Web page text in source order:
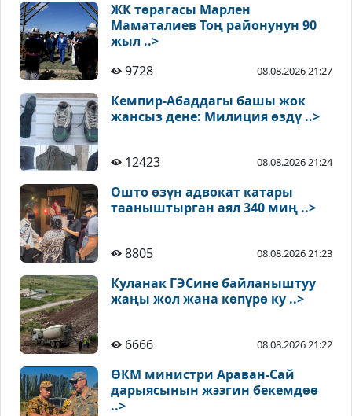
ЖК төрагасы Марлен
Маматалиев Тоң районунун 90
жыл ..>
9728
08.08.2026 21:27
Кемпир-Абаддагы башы жок
жансыз дене: Милиция өздү ..>
12423 08.08.2026 21:24
Ошто өзүн адвокат катары
тааныштырган аял 340 миң ..>
8805 08.08.2026 21:23
Куланак ГЭСине байланыштуу
жаңы жол жана көпүрө ку ..>
6666 08.08.2026 21:22
ӨКМ министри Араван-Сай
дарыясынын жээгин бекемдөө
..>